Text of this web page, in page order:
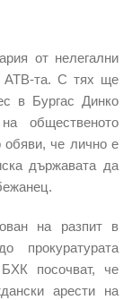
от нелегални
АТВ-та. С тях ще
в Бургас Динко
общественото
обяви, че лично е
държавата да
на разпит в
прокуратурата
БХК посочват, че
арести на